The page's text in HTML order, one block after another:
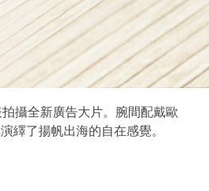
攝全新廣告大片。腕間配戴歐
繹了揚帆出海的自在感覺。